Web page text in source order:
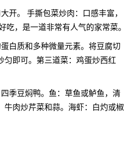
开。 手撕包菜炒肉：口感丰富，
，是一道非常有人气的家常菜。
白质和多种微量元素。将豆腐切
匀即可。第三道菜：鸡蛋炒西红
季豆焖鸭。鱼：草鱼或鲈鱼，清
牛肉炒芹菜和蒜。海虾：白灼或椒